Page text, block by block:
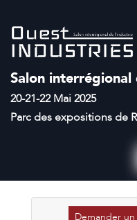
Salon
20-21-22 Mai 2025
Parc des expositions de
Demander un